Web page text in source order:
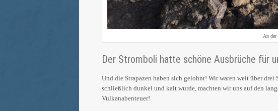
An der
Der Stromboli hatte schöne Ausbrüche für
Und die Strapazen haben sich gelohnt! Wir waren weit über
schließlich dunkel und kalt wurde, machten wir uns auf den
Vulkanabenteuer!